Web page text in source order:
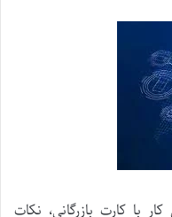
با کارت بازرگانی، نکات